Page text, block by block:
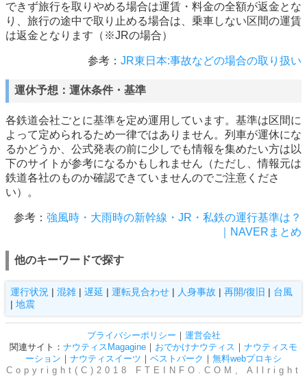
できず旅行を取りやめる場合は運賃・料金の全額が返金とな
り、旅行の途中で取り止める場合は、乗車しない区間の運賃
は返金となります（※JRの場合）
参考： JR東日本:事故などの場合の取り扱い
運休予想：運休条件・基準
各鉄道会社ごとに基準を定め運用しています。基準は区間に
よって定められるため一律ではありません。列車が運休にな
るかどうか、公式発表の前に少しでも情報を集めたい方は以
下のサイトが参考になるかもしれません（ただし、情報元は
鉄道各社のものか確認できていませんのでご注意くださ
い）。
参考： 強風時・大雨時の新幹線・JR・私鉄の運行基準は？
｜NAVERまとめ
他のキーワードで探す
運行状況 | 混雑 | 遅延 | 運転見合わせ | 人身事故 | 再開/復旧 | 台風
| 地震
プライバシーポリシー ｜ 運営会社
関連サイト： ナウティスMagagine ｜ おでかけナウティス ｜ ナウティスモ
ーション ｜ ナウティスイーツ ｜ ベストパーク ｜ 無料webプロキシ
Copyright(C)2018 FTEINFO.COM, Allright